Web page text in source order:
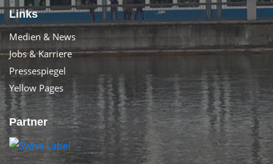
Links
Medien & News
Jobs & Karriere
Pressespiegel
Yellow Pages
Partner